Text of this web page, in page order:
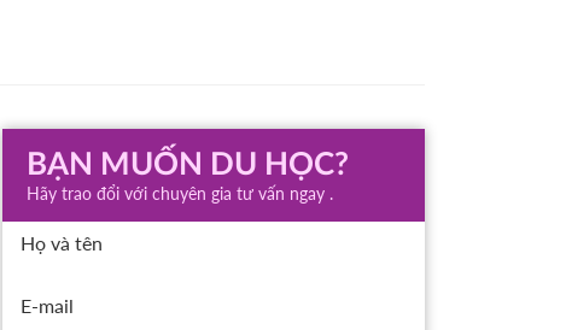
BẠN MUỐN DU HỌC?
Hãy trao đổi với chuyên gia tư vấn ngay .
Họ và tên
E-mail